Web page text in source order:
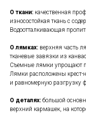
О ткани: качественная
износостойкая ткань с
Водоотталкивающая
О лямках: верхняя часть
тканевые завязки из
Съемные лямки упрощают
Лямки расположены крест-
и равномерную разгрузку
О деталях: большой
верхний кармашек, на